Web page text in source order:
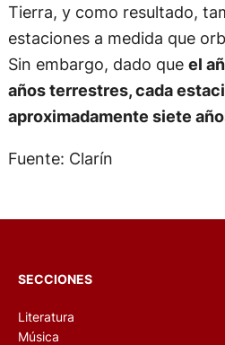
Tierra, y como resultado,
estaciones a medida que
Sin embargo, dado que el
años terrestres, cada
aproximadamente siete
Fuente: Clarín
SECCIONES
Literatura
Música